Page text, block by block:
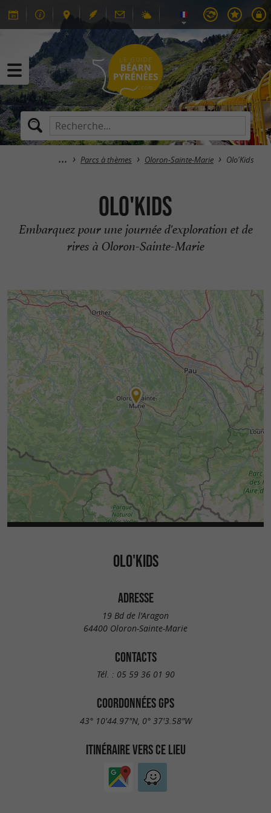
Parcs à thèmes Oloron-Sainte-Marie Olo'Kids
Olo'Kids
Embarquez pour une journée d'exploration et de
rires à Oloron-Sainte-Marie
OLO'KIDS
ADRESSE
19 Bd de l'Aragon
64400 Oloron-Sainte-Marie
CONTACTS
Tél. : 05 59 36 01 90
COORDONNÉES GPS
43° 10'44.97"N, 0° 37'3.58"W
ITINÉRAIRE VERS CE LIEU